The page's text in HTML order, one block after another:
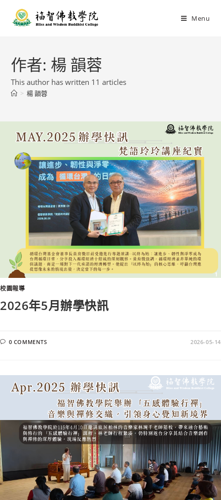
Menu
作者: 楊 韻蓉
This author has written 11 articles
> 楊 韻蓉
校園報導
2026年5月辦學快訊
0 COMMENTS 2026-05-14